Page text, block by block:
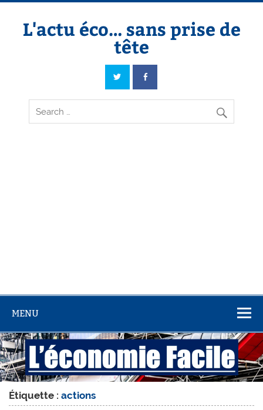
Skip
contentL'actu éco… sans prise de
tête
L'actu éco… sans prise de tête
MENU
Étiquette :actions